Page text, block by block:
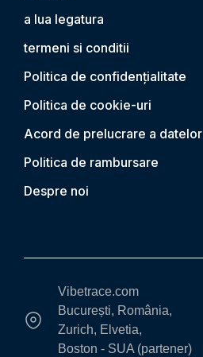
a lua legatura
termeni si conditii
Politica de confidențialitate
Politica de cookie-uri
Acord de prelucrare a datelor
Politica de rambursare
Despre noi
Vibetrace.com
București, România,
Zurich, Elvetia,
Boston - SUA (partener)